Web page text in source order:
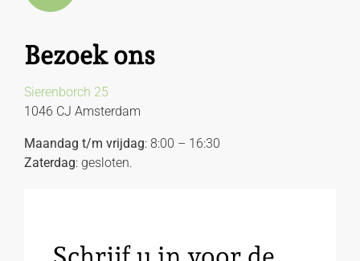
Bezoek ons
Sierenborch 25
1046 CJ Amsterdam
Maandag t/m vrijdag: 8:00 – 16:30
Zaterdag: gesloten.